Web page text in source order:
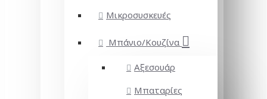
Μικροσυσκευές
Μπάνιο/Κουζίνα
Αξεσουάρ
Μπαταρίες